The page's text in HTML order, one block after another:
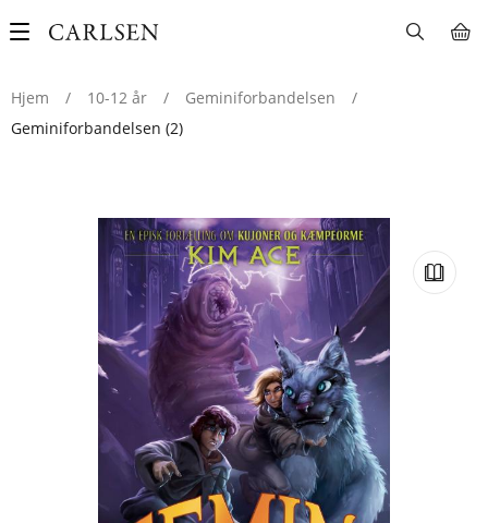
Main
Hjem
/ 10-12 år / Geminiforbandelsen
/
Geminiforbandelsen (2)